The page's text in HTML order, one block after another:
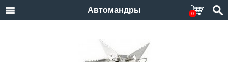
Автомандры 0